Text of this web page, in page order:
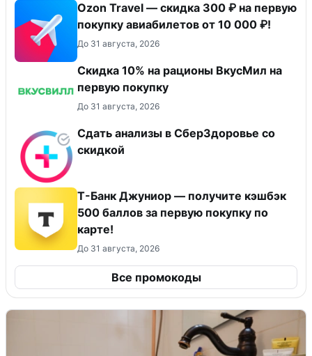
Ozon Travel — скидка 300 ₽ на первую
покупку авиабилетов от 10 000 ₽!
До 31 августа, 2026
Скидка 10% на рационы ВкусМил на
первую покупку
До 31 августа, 2026
Сдать анализы в СберЗдоровье со
скидкой
Т-Банк Джуниор — получите кэшбэк
500 баллов за первую покупку по
карте!
До 31 августа, 2026
Все промокоды